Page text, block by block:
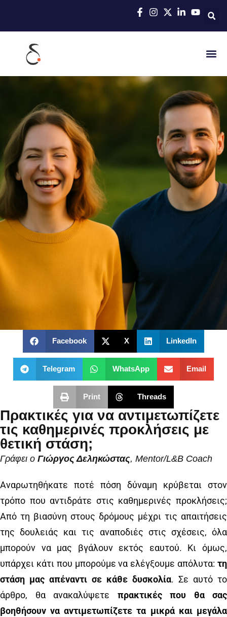
Facebook X LinkedIn
Telegram WhatsApp Email
Print Threads
Πρακτικές για να αντιμετωπίζετε
τις καθημερινές προκλήσεις με
θετική στάση;
Γράφει ο Γιώργος Δεληκώστας, Mentor/L&B Coach
Αναρωτηθήκατε ποτέ πόση δύναμη κρύβεται στον
τρόπο που αντιδράτε στις καθημερινές προκλήσεις;
Από τη βιασύνη στους δρόμους μέχρι τις απαιτήσεις
της δουλειάς και τις αναποδιές στις σχέσεις, όλα
μπορούν να μας βγάλουν εκτός εαυτού. Κι όμως,
υπάρχει κάτι που μπορούμε να ελέγξουμε απόλυτα: τη
στάση μας απέναντι σε κάθε δυσκολία. Σε αυτό το
άρθρο, θα ανακαλύψετε πρακτικές που θα σας
βοηθήσουν να αντιμετωπίζετε τα μικρά και μεγάλα